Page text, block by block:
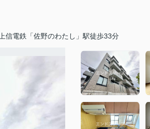
上信電鉄「佐野のわたし」駅徒歩33分